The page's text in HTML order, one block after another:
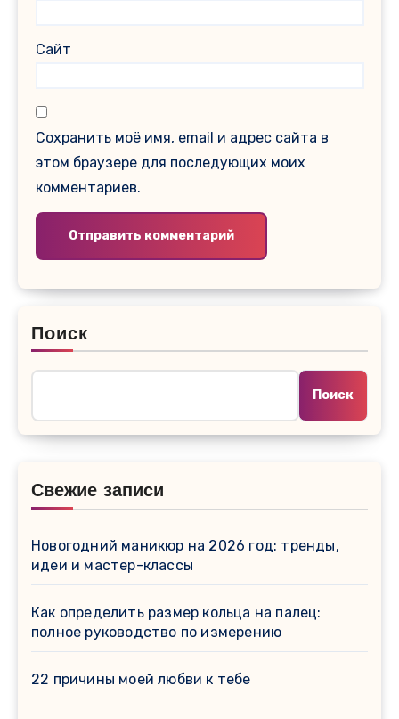
Сайт
Сохранить моё имя, email и адрес сайта в
этом браузере для последующих моих
комментариев.
Поиск
Поиск
Свежие записи
Новогодний маникюр на 2026 год: тренды,
идеи и мастер-классы
Как определить размер кольца на палец:
полное руководство по измерению
22 причины моей любви к тебе